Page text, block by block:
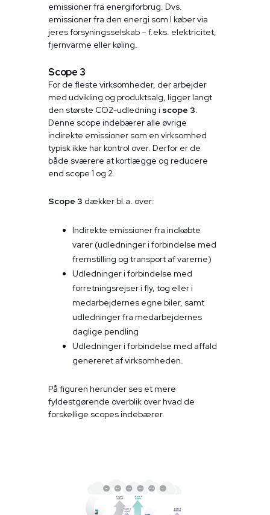
emissioner fra energiforbrug. Dvs.
emissioner fra den energi som I køber via
jeres forsyningsselskab – f.eks. elektricitet,
fjernvarme eller køling.
Scope 3
For de fleste virksomheder, der arbejder
med udvikling og produktsalg, ligger langt
den største CO2-udledning i scope 3.
Denne scope indebærer alle øvrige
indirekte emissioner som en virksomhed
typisk ikke har kontrol over. Derfor er de
både sværere at kortlægge og reducere
end scope 1 og 2.
Scope 3 dækker bl.a. over:
Indirekte emissioner fra indkøbte
varer (udledninger i forbindelse med
fremstilling og transport af varerne)
Udledninger i forbindelse med
forretningsrejser i fly, tog eller i
medarbejdernes egne biler, samt
udledninger fra medarbejdernes
daglige pendling
Udledninger i forbindelse med affald
genereret af virksomheden.
På figuren herunder ses et mere
fyldestgørende overblik over hvad de
forskellige scopes indebærer.